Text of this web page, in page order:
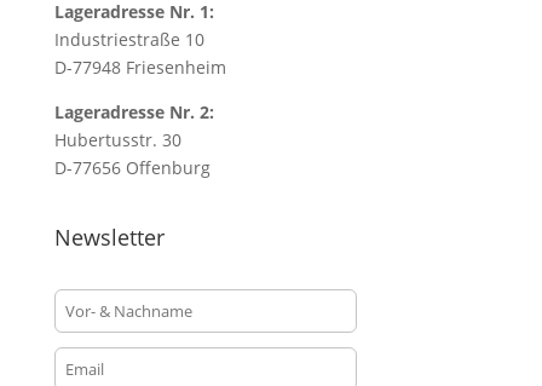
our
terms
and
conditions.
This
field
created
technical
issues,
only.
Lageradresse Nr. 1:
Industriestraße 10
D-77948 Friesenheim
Lageradresse Nr. 2:
Hubertusstr. 30
D-77656 Offenburg
Newsletter